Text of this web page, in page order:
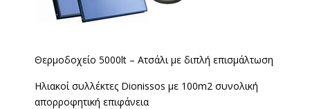
Θερμοδοχείο 5000lt – Ατσάλι με διπλή επισμάλτωση
Ηλιακοί συλλέκτες Dionissos με 100m2 συνολική
απορροφητική επιφάνεια